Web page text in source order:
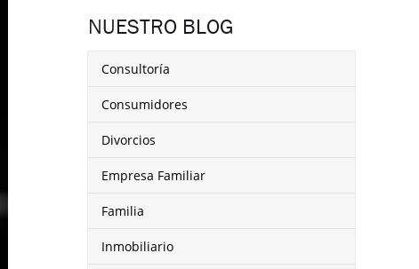
NUESTRO BLOG
Consultoría
Consumidores
Divorcios
Empresa Familiar
Familia
Inmobiliario